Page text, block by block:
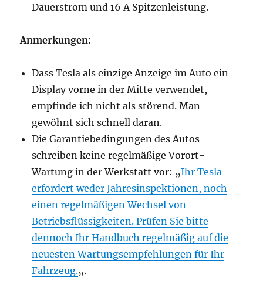
Dauerstrom und 16 A Spitzenleistung.
Anmerkungen:
Dass Tesla als einzige Anzeige im Auto ein
Display vorne in der Mitte verwendet,
empfinde ich nicht als störend. Man
gewöhnt sich schnell daran.
Die Garantiebedingungen des Autos
schreiben keine regelmäßige Vorort-
Wartung in der Werkstatt vor: „Ihr Tesla
erfordert weder Jahresinspektionen, noch
einen regelmäßigen Wechsel von
Betriebsflüssigkeiten. Prüfen Sie bitte
dennoch Ihr Handbuch regelmäßig auf die
neuesten Wartungsempfehlungen für Ihr
Fahrzeug.„.